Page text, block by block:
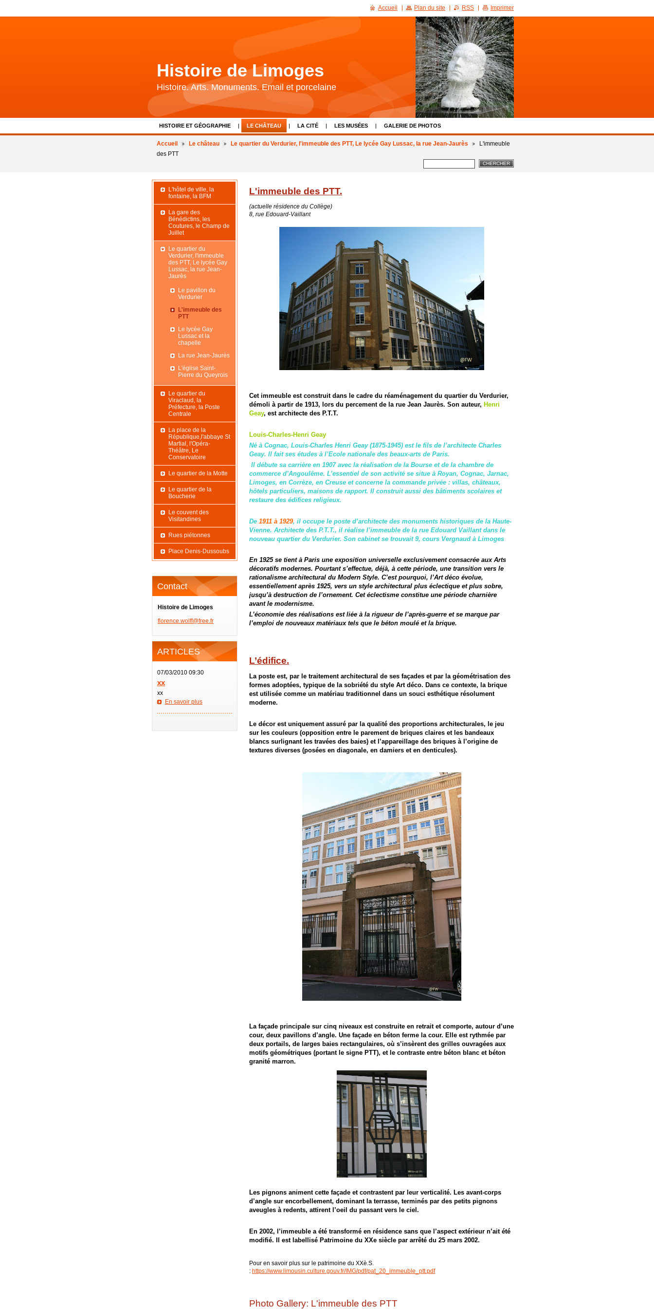
Histoire de Limoges
Histoire. Arts. Monuments. Email et porcelaine
HISTOIRE ET GÉOGRAPHIE LE CHÂTEAU LA CITÉ LES MUSÉES GALERIE DE PHOTOS
BIBLIOGRAPHIE ET LIENS CALENDRIER D'ÉVÈNEMENTS NOUS CONTACTER
Accueil Le château Le quartier du Verdurier, l'immeuble des PTT, Le lycée Gay Lussac, la rue Jean-Jaurès
L'immeuble
des PTT
L'immeuble des PTT.
(actuelle résidence du Collège)
8, rue Edouard-Vaillant
Cet immeuble est construit dans le cadre du réaménagement du quartier du Verdurier,
démoli à partir de 1913, lors du percement de la rue Jean Jaurès. Son auteur, Henri
Geay, est architecte des P.T.T.
Louis-Charles-Henri Geay
Né à Cognac, Louis-Charles Henri Geay (1875-1945) est le fils de l’architecte Charles
Geay. Il fait ses études à l’Ecole nationale des beaux-arts de Paris.
Il débute sa carrière en 1907 avec la réalisation de la Bourse et de la chambre de
commerce d’Angoulême. L’essentiel de son activité se situe à Royan, Cognac, Jarnac,
Limoges, en Corrèze, en Creuse et concerne la commande privée : villas, châteaux,
hôtels particuliers, maisons de rapport. Il construit aussi des bâtiments scolaires et
restaure des édifices religieux.
De 1911 à 1929, il occupe le poste d’architecte des monuments historiques de la Haute-
Vienne. Architecte des P.T.T., il réalise l’immeuble de la rue Edouard Vaillant dans le
nouveau quartier du Verdurier. Son cabinet se trouvait 9, cours Vergnaud à Limoges
En 1925 se tient à Paris une exposition universelle exclusivement consacrée aux Arts
décoratifs modernes. Pourtant s’effectue, déjà, à cette période, une transition vers le
rationalisme architectural du Modern Style. C’est pourquoi, l’Art déco évolue,
essentiellement après 1925, vers un style architectural plus éclectique et plus sobre,
jusqu’à destruction de l’ornement. Cet éclectisme constitue une période charnière
avant le modernisme.
L’économie des réalisations est liée à la rigueur de l’après-guerre et se marque par
l’emploi de nouveaux matériaux tels que le béton moulé et la brique.
L’édifice.
La poste est, par le traitement architectural de ses façades et par la géométrisation des
formes adoptées, typique de la sobriété du style Art déco. Dans ce contexte, la brique
est utilisée comme un matériau traditionnel dans un souci esthétique résolument
moderne.
Le décor est uniquement assuré par la qualité des proportions architecturales, le jeu
sur les couleurs (opposition entre le parement de briques claires et les bandeaux
blancs surlignant les travées des baies) et l’appareillage des briques à l’origine de
textures diverses (posées en diagonale, en damiers et en denticules).
La façade principale sur cinq niveaux est construite en retrait et comporte, autour d’une
cour, deux pavillons d’angle. Une façade en béton ferme la cour. Elle est rythmée par
deux portails, de larges baies rectangulaires, où s’insèrent des grilles ouvragées aux
motifs géométriques (portant le signe PTT), et le contraste entre béton blanc et béton
granité marron.
Les pignons animent cette façade et contrastent par leur verticalité. Les avant-corps
d’angle sur encorbellement, dominant la terrasse, terminés par des petits pignons
aveugles à redents, attirent l’oeil du passant vers le ciel.
En 2002, l’immeuble a été transformé en résidence sans que l’aspect extérieur n’ait été
modifié. Il est labellisé Patrimoine du XXe siècle par arrêté du 25 mars 2002.
Pour en savoir plus sur le patrimoine du XXè.S.
: https://www.limousin.culture.gouv.fr/IMG/pdf/pat_20_immeuble_ptt.pdf
Photo Gallery: L'immeuble des PTT
L'hôtel de ville, la
fontaine, la BFM
La gare des
Bénédictins, les
Coutures, le Champ de
Juillet
Le quartier du
Verdurier, l'immeuble
des PTT, Le lycée Gay
Lussac, la rue Jean-
Jaurès
Le pavillon du
Verdurier
L'immeuble des
PTT
Le lycée Gay
Lussac et la
chapelle
La rue Jean-Jaurès
L'église Saint-
Pierre du Queyrois
Le quartier du
Viraclaud, la
Préfecture, la Poste
Centrale
La place de la
République,l'abbaye St
Martial, l'Opéra-
Théâtre, Le
Conservatoire
Le quartier de la Motte
Le quartier de la
Boucherie
Le couvent des
Visitandines
Rues piétonnes
Place Denis-Dussoubs
Contact
Histoire de Limoges
florence.wolff@free.fr
ARTICLES
07/03/2010 09:30
xx
xx
En savoir plus
Accueil Plan du site RSS Imprimer